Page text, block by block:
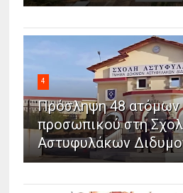
4
Πρόσληψη 48 ατόμων
προσωπικού στη
Αστυφυλάκων